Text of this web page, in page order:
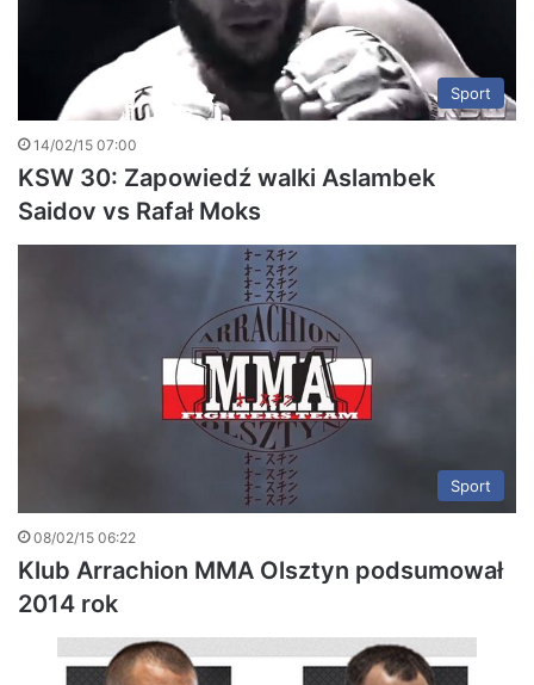
Sport
14/02/15 07:00
KSW 30: Zapowiedź walki Aslambek
Saidov vs Rafał Moks
Sport
08/02/15 06:22
Klub Arrachion MMA Olsztyn podsumował
2014 rok